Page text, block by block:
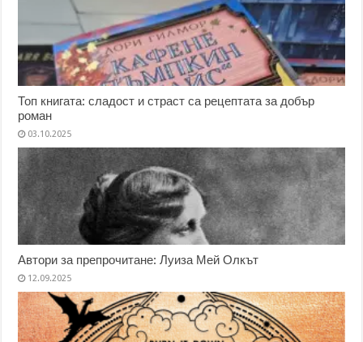
Топ книгата: сладост и страст са рецептата за добър
роман
03.10.2025
Автори за препрочитане: Луиза Мей Олкът
12.09.2025